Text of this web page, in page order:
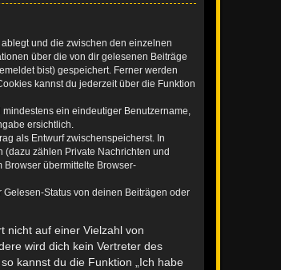
und die zwischen den einzelnen
über die von dir gelesenen Beiträge
bist) gespeichert. Ferner werden
kannst du jederzeit über die Funktion
ein eindeutiger Benutzername,
ersichtlich.
als Entwurf zwischenspeicherst. In
zählen Private Nachrichten und
übermittelte Browser-
Status von deinen Beiträgen oder
nicht auf einer Vielzahl von
wird dich kein Vertreter des
kannst du die Funktion „Ich habe